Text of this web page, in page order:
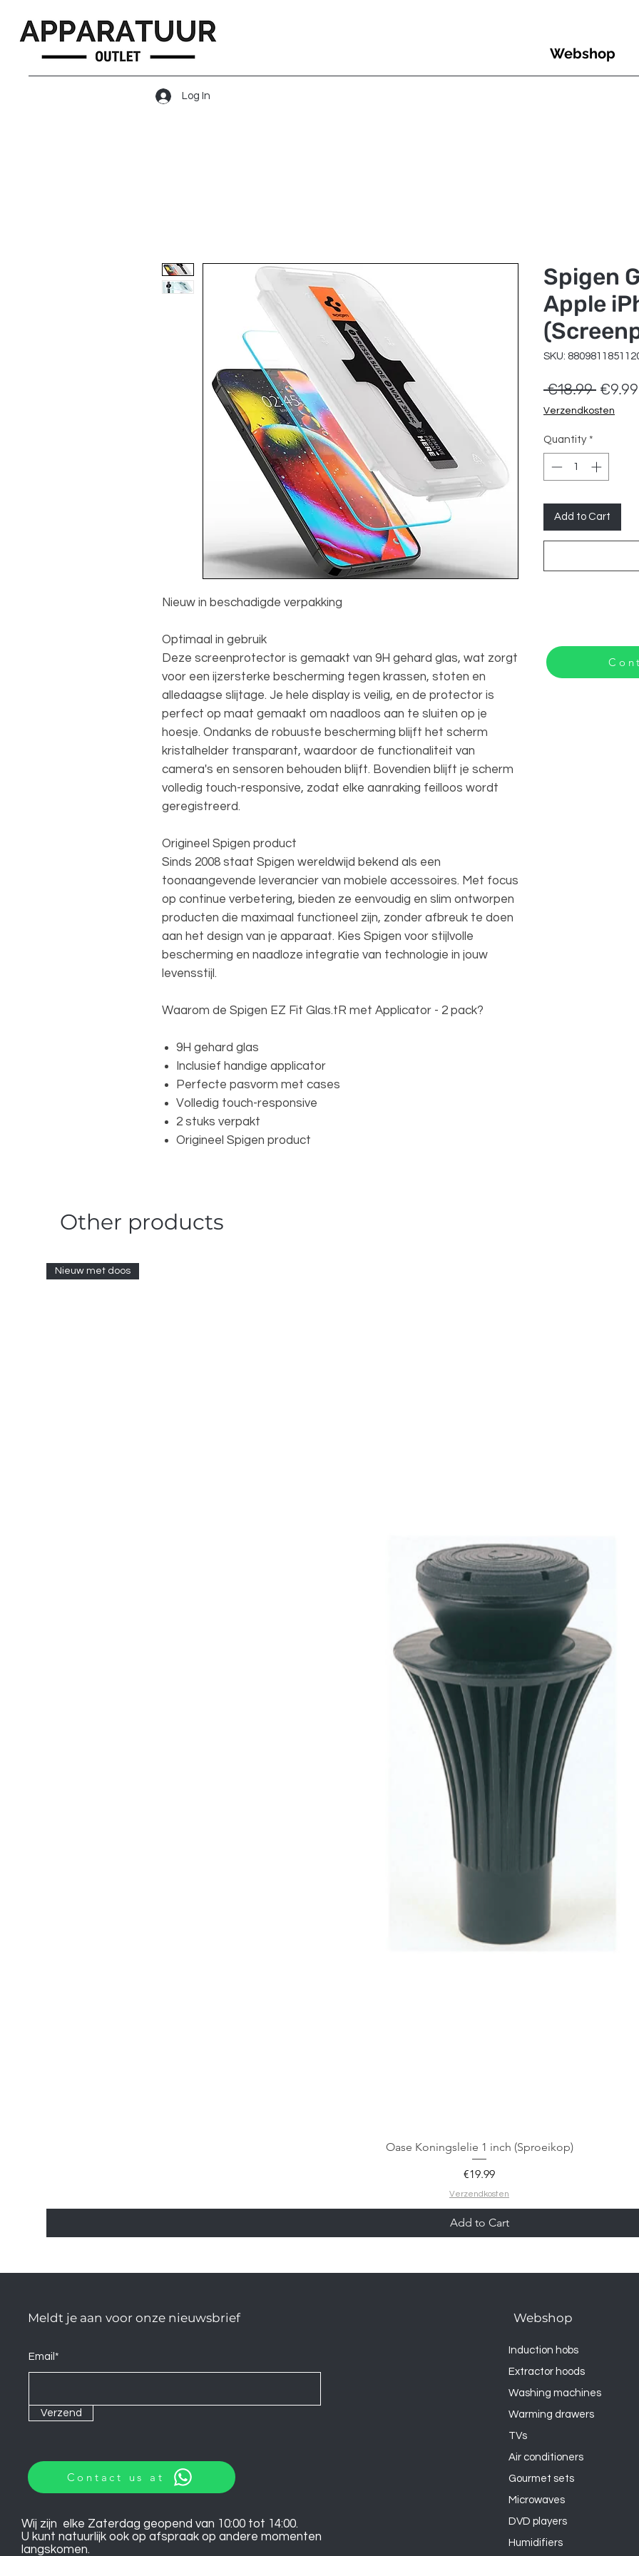
Log In
Webshop
Nieuw in beschadigde verpakking
Optimaal in gebruik
Deze screenprotector is gemaakt van 9H gehard glas, wat zorgt
voor een ijzersterke bescherming tegen krassen, stoten en
alledaagse slijtage. Je hele display is veilig, en de protector is
perfect op maat gemaakt om naadloos aan te sluiten op je
hoesje. Ondanks de robuuste bescherming blijft het scherm
kristalhelder transparant, waardoor de functionaliteit van
camera's en sensoren behouden blijft. Bovendien blijft je scherm
volledig touch-responsive, zodat elke aanraking feilloos wordt
geregistreerd.
Origineel Spigen product
Sinds 2008 staat Spigen wereldwijd bekend als een
toonaangevende leverancier van mobiele accessoires. Met focus
op continue verbetering, bieden ze eenvoudig en slim ontworpen
producten die maximaal functioneel zijn, zonder afbreuk te doen
aan het design van je apparaat. Kies Spigen voor stijlvolle
bescherming en naadloze integratie van technologie in jouw
levensstijl.
Waarom de Spigen EZ Fit Glas.tR met Applicator - 2 pack?
9H gehard glas
Inclusief handige applicator
Perfecte pasvorm met cases
Volledig touch-responsive
2 stuks verpakt
Origineel Spigen product
Spigen
Apple
SKU:
€18.99 Regular
Price
€9.99
Verzendkosten
Quantity *
Add to Cart
Other products
Nieuw met doos
Oase Koningslelie 1 inch (Sproeikop)
Price
€19.99
Verzendkosten
Add to Cart
Meldt je aan voor onze nieuwsbrief
Email*
Verzend
Contact us at
Wij zijn elke Zaterdag geopend van 10:00 tot 14:00.
U kunt natuurlijk ook op afspraak op andere momenten
langskomen.
Webshop
Induction hobs
Extractor hoods
Washing machines
Warming drawers
TVs
Air conditioners
Gourmet sets
Microwaves
DVD players
Humidifiers